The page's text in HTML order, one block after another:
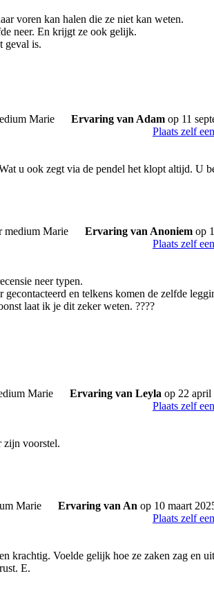
voren kan halen die ze niet kan weten.
neer. En krijgt ze ook gelijk.
geval is.
Ervaring van Adam op 11
Plaats zelf
u ook zegt via de pendel het klopt altijd. U
Ervaring van Anoniem op
Plaats zelf
neer typen.
gecontacteerd en telkens komen de zelfde
laat ik je dit zeker weten. ????
Ervaring van Leyla op 22 april
Plaats zelf
voorstel.
Ervaring van An op 10 maart
Plaats zelf
krachtig. Voelde gelijk hoe ze zaken zag en
E.